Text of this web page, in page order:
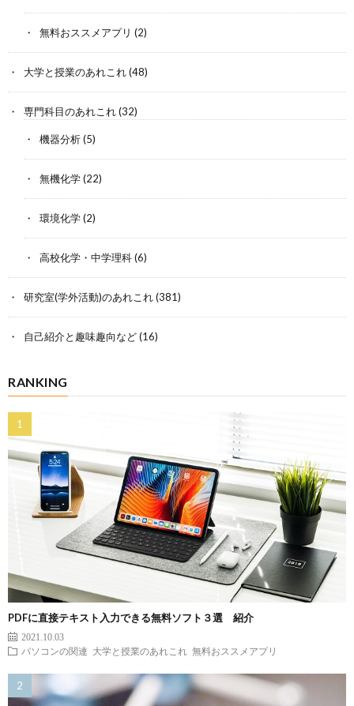
無料おススメアプリ (2)
大学と授業のあれこれ(48)
専門科目のあれこれ(32)
機器分析(5)
無機化学(22)
環境化学(2)
高校化学・中学理科(6)
研究室(学外活動)のあれこれ(381)
自己紹介と趣味趣向など(16)
RANKING
PDFに直接テキスト入力できる無料ソフト３選 紹介
2021.10.03
パソコンの関連
大学と授業のあれこれ 無料おススメアプリ